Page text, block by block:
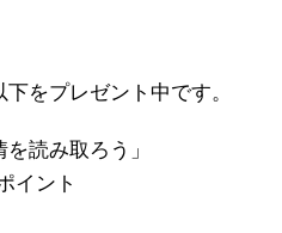
をプレゼント中です。
読み取ろう」
イント